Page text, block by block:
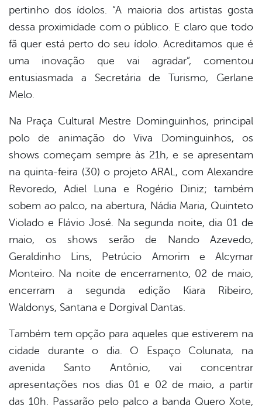
pertinho dos ídolos. “A maioria dos artistas gosta
dessa proximidade com o público. E claro que todo
fã quer está perto do seu ídolo. Acreditamos que é
uma inovação que vai agradar”, comentou
entusiasmada a Secretária de Turismo, Gerlane
Melo.
Na Praça Cultural Mestre Dominguinhos, principal
polo de animação do Viva Dominguinhos, os
shows começam sempre às 21h, e se apresentam
na quinta-feira (30) o projeto ARAL, com Alexandre
Revoredo, Adiel Luna e Rogério Diniz; também
sobem ao palco, na abertura, Nádia Maria, Quinteto
Violado e Flávio José. Na segunda noite, dia 01 de
maio, os shows serão de Nando Azevedo,
Geraldinho Lins, Petrúcio Amorim e Alcymar
Monteiro. Na noite de encerramento, 02 de maio,
encerram a segunda edição Kiara Ribeiro,
Waldonys, Santana e Dorgival Dantas.
Também tem opção para aqueles que estiverem na
cidade durante o dia. O Espaço Colunata, na
avenida Santo Antônio, vai concentrar
apresentações nos dias 01 e 02 de maio, a partir
das 10h. Passarão pelo palco a banda Quero Xote,